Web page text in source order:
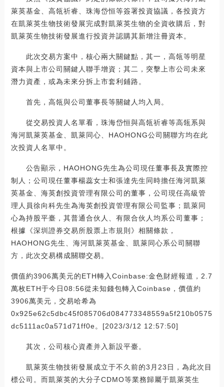
萊英基金、高瓴祈睿、珠海岱恒等簽署投資協議，各投資方
在凱萊英生物技術發展完成對凱萊英生物的全資收購后，對
凱萊英生物技術發展進行投資并認購其新增注冊資本。
此次交易方案中，核心兩大關鍵點，其一，高瓴等明星
資本與上市公司關鍵人聯手增資；其二，突擊上市公司未來
潛力資產，或為未來分拆上市套利鋪路。
首先，高瓴與公司董事長等關鍵人均入局。
從交易投資人名單看，珠海岱恒與高瓴祈睿等高瓴系與
海河凱萊英基金、凱萊同心、HAOHONG公司關聯方均在此
次投資人名單中。
公告顯示，HAOHONG先生為公司現任董事長及實際控
制人；公司現任董事楊蕊女士和張達先生同時擔任海河凱萊
英基金、海英創投資管理有限公司的董事，公司現任高級管
理人員徐向科先生為海英創投資管理有限公司監事；凱萊同
心為持股平臺，其普通合伙人、有限合伙人均系公司董事；
根據《深圳證券交易所股票上市規則》相關條款，
HAOHONG先生、海河凱萊英基金、凱萊同心系公司關聯
方，此次交易構成關聯交易。
價值約3906萬美元的ETH轉入Coinbase:金色財經報道，2.7
萬枚ETH于今日08:56從未知錢包轉入Coinbase，價值約
3906萬美元，交易哈希為
0x925e62c5dbc45f085706d084773348559a5f210b0575
dc5111ac0a571d71ff0e。[2023/3/12 12:57:50]
其次，公司核心資產并入新設平臺。
凱萊英生物技術發展成立于不久前的3月23日，為此次目
標公司。而凱萊英的大分子CDMO等業務歸屬于凱萊英生